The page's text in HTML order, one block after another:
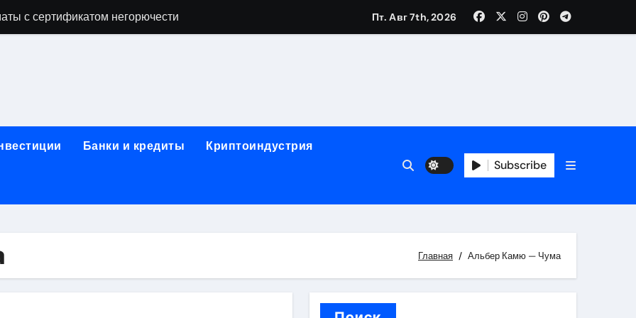
с сертификатом негорючести
и направляющих для конвейерных лент
лотков для хранения электронных компонентов
этапы строительства, проверка застройщика и сценарии оформления сделки
информация о сельскохозяйственных предприятиях
станций серий T330 и T990
Пт. Авг 7th, 2026
Банки и кредиты Криптоиндустрия
Subscribe
Главная Альбер Камю — Чума